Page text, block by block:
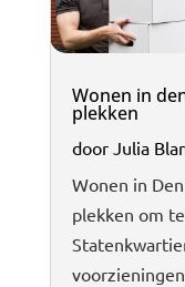
Wonen in
plekken
door Julia
Wonen in
plekken om